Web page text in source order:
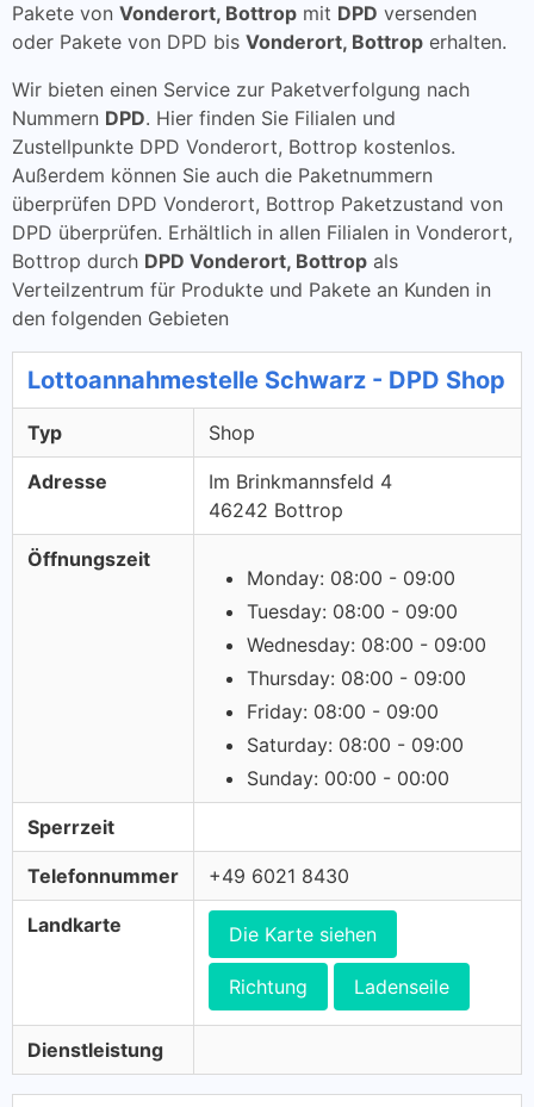
Pakete von Vonderort, Bottrop mit DPD versenden
oder Pakete von DPD bis Vonderort, Bottrop erhalten.
Wir bieten einen Service zur Paketverfolgung nach
Nummern DPD. Hier finden Sie Filialen und
Zustellpunkte DPD Vonderort, Bottrop kostenlos.
Außerdem können Sie auch die Paketnummern
überprüfen DPD Vonderort, Bottrop Paketzustand von
DPD überprüfen. Erhältlich in allen Filialen in Vonderort,
Bottrop durch DPD Vonderort, Bottrop als
Verteilzentrum für Produkte und Pakete an Kunden in
den folgenden Gebieten
Lottoannahmestelle Schwarz - DPD Shop
Typ Shop
Adresse
Im Brinkmannsfeld 4
46242 Bottrop
Öffnungszeit
Monday: 08:00 - 09:00
Tuesday: 08:00 - 09:00
Wednesday: 08:00 - 09:00
Thursday: 08:00 - 09:00
Friday: 08:00 - 09:00
Saturday: 08:00 - 09:00
Sunday: 00:00 - 00:00
Sperrzeit
Telefonnummer +49 6021 8430
Landkarte Die Karte siehen
Richtung Ladenseile
Dienstleistung